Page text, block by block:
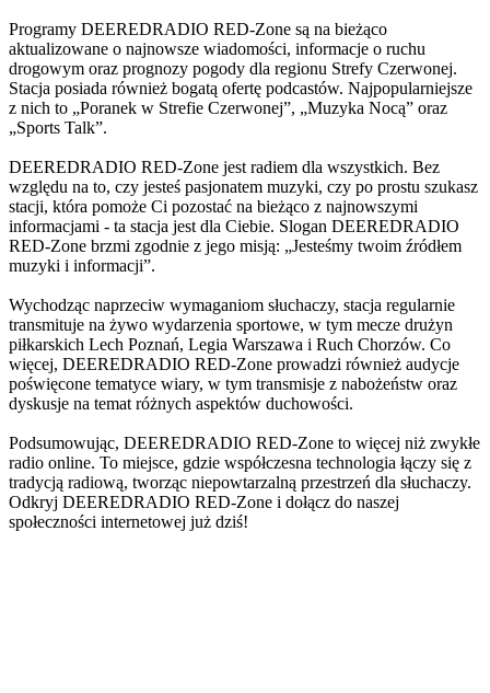
Programy DEEREDRADIO RED-Zone są na bieżąco
aktualizowane o najnowsze wiadomości, informacje o ruchu
drogowym oraz prognozy pogody dla regionu Strefy Czerwonej.
Stacja posiada również bogatą ofertę podcastów. Najpopularniejsze
z nich to „Poranek w Strefie Czerwonej”, „Muzyka Nocą” oraz
„Sports Talk”.
DEEREDRADIO RED-Zone jest radiem dla wszystkich. Bez
względu na to, czy jesteś pasjonatem muzyki, czy po prostu szukasz
stacji, która pomoże Ci pozostać na bieżąco z najnowszymi
informacjami - ta stacja jest dla Ciebie. Slogan DEEREDRADIO
RED-Zone brzmi zgodnie z jego misją: „Jesteśmy twoim źródłem
muzyki i informacji”.
Wychodząc naprzeciw wymaganiom słuchaczy, stacja regularnie
transmituje na żywo wydarzenia sportowe, w tym mecze drużyn
piłkarskich Lech Poznań, Legia Warszawa i Ruch Chorzów. Co
więcej, DEEREDRADIO RED-Zone prowadzi również audycje
poświęcone tematyce wiary, w tym transmisje z nabożeństw oraz
dyskusje na temat różnych aspektów duchowości.
Podsumowując, DEEREDRADIO RED-Zone to więcej niż zwykłe
radio online. To miejsce, gdzie współczesna technologia łączy się z
tradycją radiową, tworząc niepowtarzalną przestrzeń dla słuchaczy.
Odkryj DEEREDRADIO RED-Zone i dołącz do naszej
społeczności internetowej już dziś!